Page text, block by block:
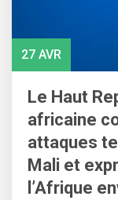
27 AVR
Le Haut
africaine
attaques
Mali et
l’Afrique